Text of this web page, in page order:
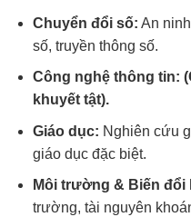
Chuyển đổi số: An
số, truyền thông số.
Công nghệ thông tin:
khuyết tật).
Giáo dục: Nghiên cứu
giáo dục đặc biệt.
Môi trường & Biến đổi
trường, tài nguyên